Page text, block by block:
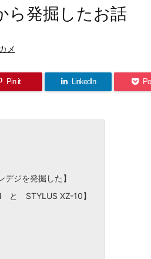
ら発掘したお話
メ
Pin it LinkedIn
ジを発掘した】
と STYLUS XZ-10】